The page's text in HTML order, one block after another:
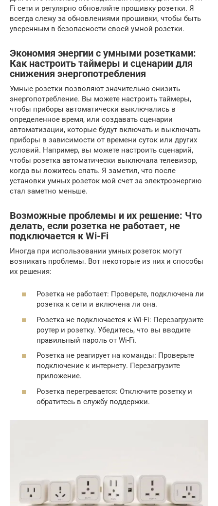
Fi сети и регулярно обновляйте прошивку розетки. Я
всегда слежу за обновлениями прошивки, чтобы быть
уверенным в безопасности своей умной розетки.
Экономия энергии с умными розетками:
Как настроить таймеры и сценарии для
снижения энергопотребления
Умные розетки позволяют значительно снизить
энергопотребление. Вы можете настроить таймеры,
чтобы приборы автоматически выключались в
определенное время, или создавать сценарии
автоматизации, которые будут включать и выключать
приборы в зависимости от времени суток или других
условий. Например, вы можете настроить сценарий,
чтобы розетка автоматически выключала телевизор,
когда вы ложитесь спать. Я заметил, что после
установки умных розеток мой счет за электроэнергию
стал заметно меньше.
Возможные проблемы и их решение: Что
делать, если розетка не работает, не
подключается к Wi-Fi
Иногда при использовании умных розеток могут
возникать проблемы. Вот некоторые из них и способы
их решения:
Розетка не работает: Проверьте, подключена ли
розетка к сети и включена ли она.
Розетка не подключается к Wi-Fi: Перезагрузите
роутер и розетку. Убедитесь, что вы вводите
правильный пароль от Wi-Fi.
Розетка не реагирует на команды: Проверьте
подключение к интернету. Перезагрузите
приложение.
Розетка перегревается: Отключите розетку и
обратитесь в службу поддержки.